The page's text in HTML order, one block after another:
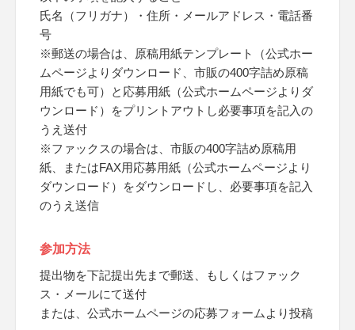
氏名（フリガナ）・住所・メールアドレス・電話番
号
※郵送の場合は、原稿用紙テンプレート（公式ホー
ムページよりダウンロード、市販の400字詰め原稿
用紙でも可）と応募用紙（公式ホームページよりダ
ウンロード）をプリントアウトし必要事項を記入の
うえ送付
※ファックスの場合は、市販の400字詰め原稿用
紙、またはFAX用応募用紙（公式ホームページより
ダウンロード）をダウンロードし、必要事項を記入
のうえ送信
参加方法
提出物を下記提出先まで郵送、もしくはファック
ス・メールにて送付
または、公式ホームページの応募フォームより投稿